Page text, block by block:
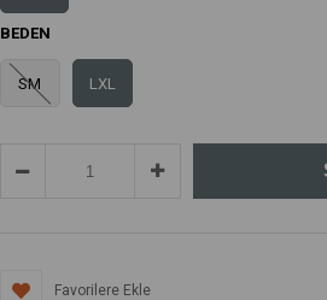
BEDEN
SM LXL
Favorilere Ekle